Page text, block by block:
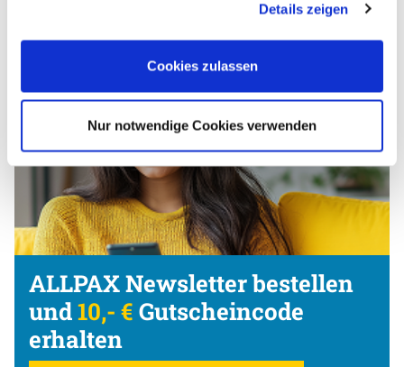
Details zeigen
Cookies zulassen
Nur notwendige Cookies verwenden
ALLPAX Newsletter bestellen
und10,- € Gutscheincode
erhalten